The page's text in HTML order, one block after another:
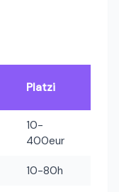
Platzi
10-
400eur
10-80h